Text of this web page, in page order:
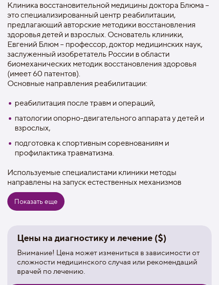
Клиника восстановительной медицины доктора Блюма –
это специализированный центр реабилитации,
предлагающий авторские методики восстановления
здоровья детей и взрослых. Основатель клиники,
Евгений Блюм – профессор, доктор медицинских наук,
заслуженный изобретатель России в области
биомеханических методик восстановления здоровья
(имеет 60 патентов).
Основные направления реабилитации:
реабилитация после травм и операций,
патологии опорно-двигательного аппарата у детей и
взрослых,
подготовка к спортивным соревнованиям и
профилактика травматизма.
Используемые специалистами клиники методы
направлены на запуск естественных механизмов
заживления, регенерации и очищения через адресное
воздействие на глубокие мышечные слои.
Восстановление после операции предполагает
общее укрепление организма. Авторские методики
восстановления позволяют эффективно решать
разноплановые реабилитационные задачи, в
кратчайшие сроки возвращать человека к привычной
Показать еще
Цены на диагностику и лечение ($)
Внимание! Цена может измениться в зависимости от
сложности медицинского случая или рекомендаций
врачей по лечению.